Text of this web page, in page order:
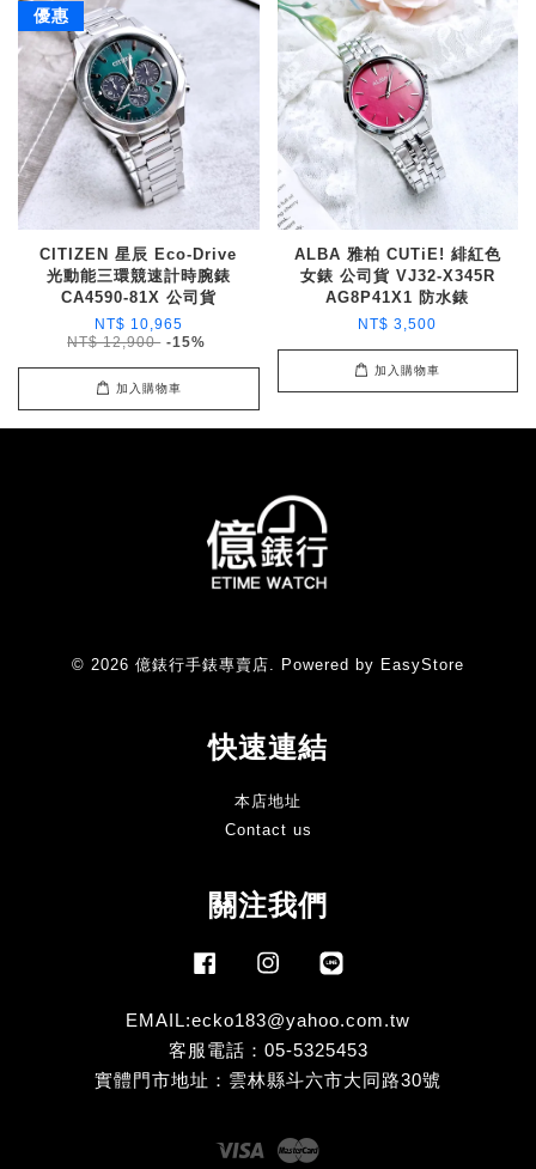
優惠
CITIZEN 星辰 Eco-Drive
光動能三環競速計時腕錶
CA4590-81X 公司貨
NT$ 10,965
NT$ 12,900 -15%
加入購物車
ALBA 雅柏 CUTiE! 緋紅色
女錶 公司貨 VJ32-X345R
AG8P41X1 防水錶
NT$ 3,500
加入購物車
© 2026 億錶行手錶專賣店. Powered by EasyStore
快速連結
本店地址
Contact us
關注我們
Facebook Instagram
EMAIL:ecko183@yahoo.com.tw
客服電話：05-5325453
實體門市地址：雲林縣斗六市大同路30號
Visa